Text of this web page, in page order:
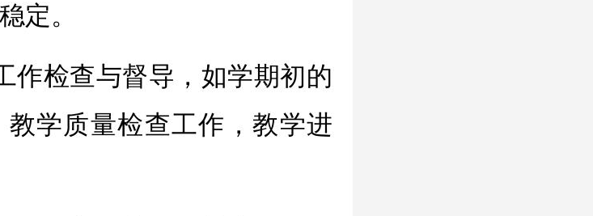
定。
作检查与督导，如学期初的
学质量检查工作，教学进